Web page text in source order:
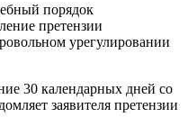
порядок
претензии
урегулировании
30 календарных дней со
заявителя претензии